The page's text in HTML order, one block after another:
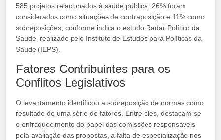
585 projetos relacionados à saúde pública, 26% foram
considerados como situações de contraposição e 11% como
sobreposições, conforme indica o estudo Radar Político da
Saúde, realizado pelo Instituto de Estudos para Políticas da
Saúde (IEPS).
Fatores Contribuintes para os
Conflitos Legislativos
O levantamento identificou a sobreposição de normas como
resultado de uma série de fatores. Entre eles, destacam-se
o enfraquecimento do papel das comissões responsáveis
pela avaliação das propostas, a falta de especialização nos